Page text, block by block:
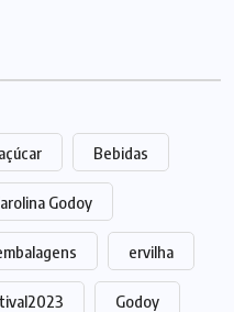
açúcar Bebidas
Godoy
ervilha
Godoy